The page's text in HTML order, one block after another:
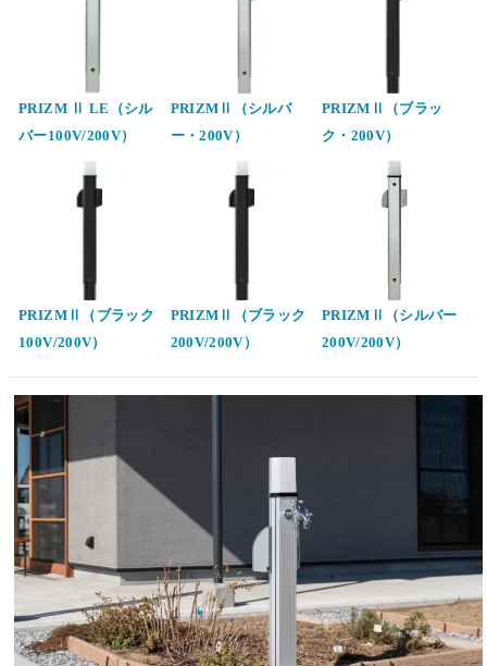
PRIZM Ⅱ LE（シル
バー100V/200V）
PRIZMⅡ（シルバ
ー・200V）
PRIZMⅡ（ブラッ
ク・200V）
PRIZMⅡ（ブラック
100V/200V）
PRIZMⅡ（ブラック
200V/200V）
PRIZMⅡ（シルバー
200V/200V）